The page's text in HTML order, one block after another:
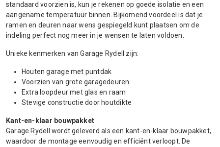
standaard voorzien is, kun je rekenen op goede isolatie en een
aangename temperatuur binnen. Bijkomend voordeel is dat je
ramen en deuren naar wens gespiegeld kunt plaatsen om de
indeling perfect nog meer in je wensen te laten voldoen.
Unieke kenmerken van Garage Rydell zijn:
Houten garage met puntdak
Voorzien van grote garagedeuren
Extra loopdeur met glas en raam
Stevige constructie door houtdikte
Kant-en-klaar bouwpakket
Garage Rydell wordt geleverd als een kant-en-klaar bouwpakket,
waardoor de montage eenvoudig en efficiënt verloopt. De